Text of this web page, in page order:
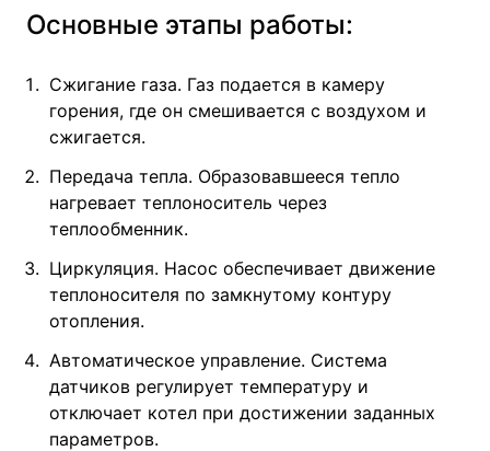
Основные этапы работы:
Сжигание газа. Газ подается в камеру
горения, где он смешивается с воздухом и
сжигается.
Передача тепла. Образовавшееся тепло
нагревает теплоноситель через
теплообменник.
Циркуляция. Насос обеспечивает движение
теплоносителя по замкнутому контуру
отопления.
Автоматическое управление. Система
датчиков регулирует температуру и
отключает котел при достижении заданных
параметров.